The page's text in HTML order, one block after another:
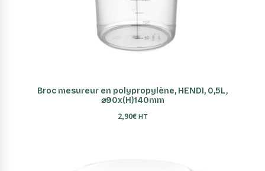
AJOUTER AU PANIER
Broc mesureur en polypropylène, HENDI, 0,5L,
⌀90x(H)140mm
2,90€ HT